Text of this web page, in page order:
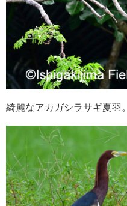
綺麗なアカガシラサギ夏羽。